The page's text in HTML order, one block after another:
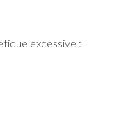
excessive :